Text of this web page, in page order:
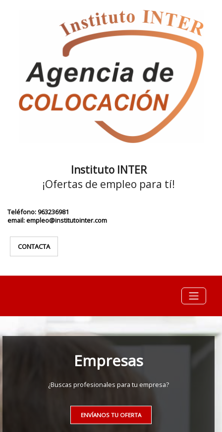
Instituto INTER
¡Ofertas de empleo para tí!
Teléfono: 963236981
email: empleo@institutointer.com
CONTACTA
Empresas
¿Buscas profesionales para tu empresa?
ENVÍANOS TU OFERTA